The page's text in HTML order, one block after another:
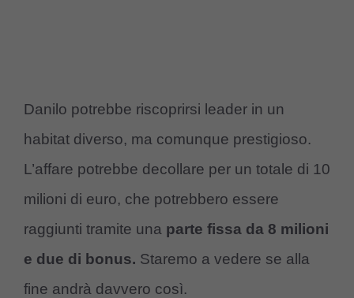
Danilo potrebbe riscoprirsi leader in un
habitat diverso, ma comunque prestigioso.
L’affare potrebbe decollare per un totale di 10
milioni di euro, che potrebbero essere
raggiunti tramite una parte fissa da 8 milioni
e due di bonus. Staremo a vedere se alla
fine andrà davvero così.